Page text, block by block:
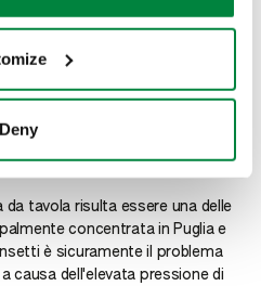
Deny
in campo e
soluzioni più
raggiungere
obiettivo.
da tavola risulta essere una delle
concentrata in Puglia e
è sicuramente il problema
causa dell'elevata pressione di